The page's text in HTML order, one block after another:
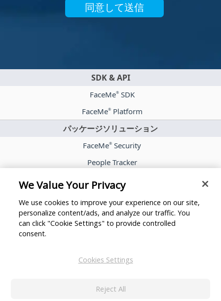
同意して送信
SDK & API
FaceMe®SDK
FaceMe®Platform
パッケージソリューション
FaceMe® Security
People Tracker
コラム・トレンド
プレスルーム
CyberLink について
FaceMe についてのお問い合わせ
We Value Your Privacy
We use cookies to improve your experience on our site,
personalize content/ads, and analyze our traffic. You
can click "Cookie Settings" to provide controlled
consent.
Cookies Settings
Reject All